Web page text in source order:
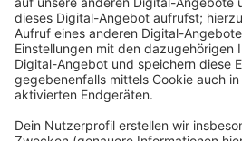
nach Weiterleitung über den Link
vornehmen bzw. ihre Bankdaten
hatten sich Menschen an den
den Betrag einzahlen wollten.
auf diese Art und Weise an
-empfänger heran, heißt es. Er